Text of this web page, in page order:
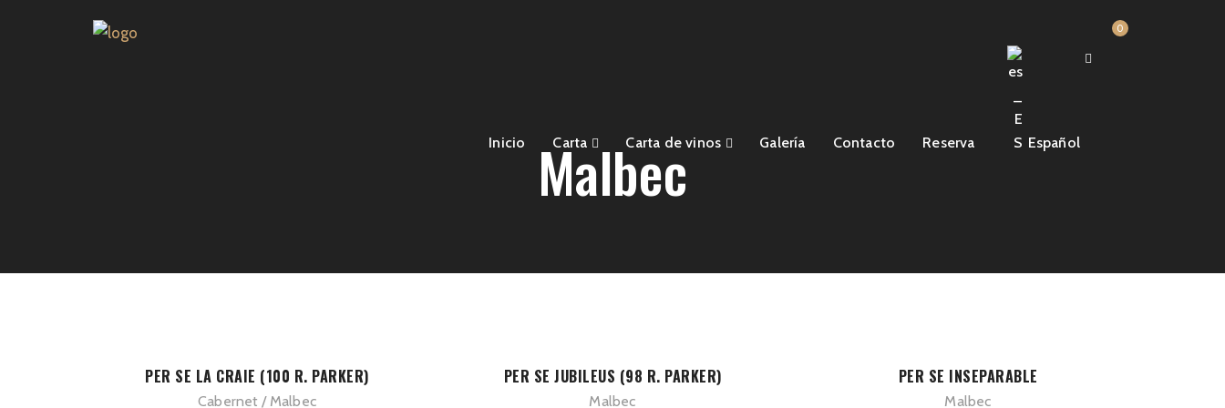
0
Inicio Carta Carta de vinos Galería Contacto Reserva Español
Malbec
PER SE LA CRAIE (100 R. PARKER)
Cabernet Malbec
PER SE JUBILEUS (98 R. PARKER)
Malbec
PER SE INSEPARABLE
Malbec